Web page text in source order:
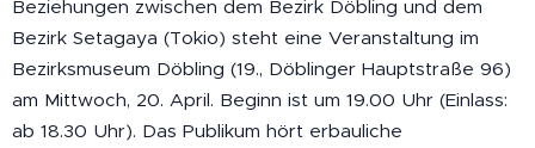
Beziehungen zwischen dem Bezirk Döbling und dem
Bezirk Setagaya (Tokio) steht eine Veranstaltung im
Bezirksmuseum Döbling (19., Döblinger Hauptstraße 96)
am Mittwoch, 20. April. Beginn ist um 19.00 Uhr (Einlass:
ab 18.30 Uhr). Das Publikum hört erbauliche